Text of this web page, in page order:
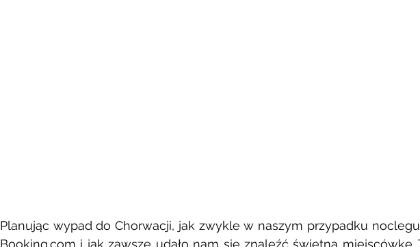
Planując wypad do Chorwacji, jak zwykle w naszym przypadku
Booking.com i jak zawsze udało nam się znaleźć świetną miejscówkę.